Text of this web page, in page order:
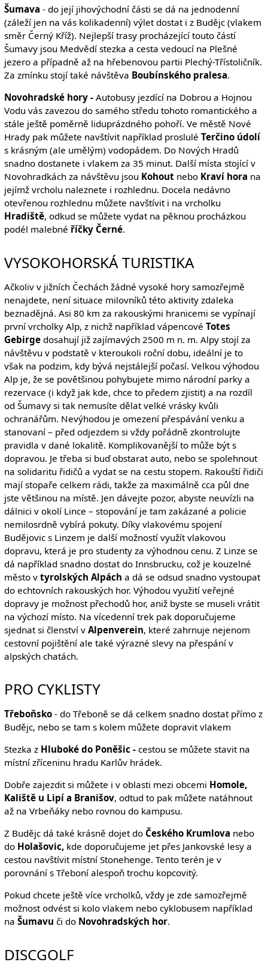
Šumava - do její jihovýchodní části se dá na jednodenní
(záleží jen na vás kolikadenní) výlet dostat i z Budějc (vlakem
směr Černý Kříž). Nejlepší trasy procházející touto částí
Šumavy jsou Medvědí stezka a cesta vedoucí na Plešné
jezero a případně až na hřebenovou partii Plechý-Třístoličník.
Za zmínku stojí také návštěva Boubínského pralesa.
Novohradské hory -Autobusy jezdící na Dobrou a Hojnou
Vodu vás zavezou do samého středu tohoto romantického a
stále ještě poměrně liduprázdného pohoří. Ve městě Nové
Hrady pak můžete navštívit například proslulé Terčino údolí
s krásným (ale umělým) vodopádem. Do Nových Hradů
snadno dostanete i vlakem za 35 minut. Další místa stojící v
Novohradkách za návštěvu jsou Kohoutnebo Kraví hora na
jejímž vrcholu naleznete i rozhlednu. Docela nedávno
otevřenou rozhlednu můžete navštívit i na vrcholku
Hradiště, odkud se můžete vydat na pěknou procházkou
podél malebné říčky Černé.
VYSOKOHORSKÁ TURISTIKA
Ačkoliv v jižních Čechách žádné vysoké hory samozřejmě
nenajdete, není situace milovníků této aktivity zdaleka
beznadějná. Asi 80 km za rakouskými hranicemi se vypínají
první vrcholky Alp, z nichž například vápencové Totes
Gebirgedosahují již zajímavých 2500 m n. m. Alpy stojí za
návštěvu v podstatě v kteroukoli roční dobu, ideální je to
však na podzim, kdy bývá nejstálejší počasí. Velkou výhodou
Alp je, že se povětšinou pohybujete mimo národní parky a
rezervace (i když jak kde, chce to předem zjistit) a na rozdíl
od Šumavy si tak nemusíte dělat velké vrásky kvůli
ochranářům. Nevýhodou je omezení přespávání venku a
stanovaní – před odjezdem si vždy pořádně zkontrolujte
pravidla v dané lokalitě. Komplikovanější to může být s
dopravou. Je třeba si buď obstarat auto, nebo se spolehnout
na solidaritu řidičů a vydat se na cestu stopem. Rakouští řidiči
mají stopaře celkem rádi, takže za maximálně cca půl dne
jste většinou na místě. Jen dávejte pozor, abyste neuvízli na
dálnici v okolí Lince – stopování je tam zakázané a policie
nemilosrdně vybírá pokuty. Díky vlakovému spojení
Budějovic s Linzem je další možností využít vlakovou
dopravu, která je pro studenty za výhodnou cenu. Z Linze se
dá například snadno dostat do Innsbrucku, což je kouzelné
město v tyrolských Alpách a dá se odsud snadno vystoupat
do echtovních rakouských hor. Výhodou využití veřejné
dopravy je možnost přechodů hor, aniž byste se museli vrátit
na výchozí místo. Na vícedenní trek pak doporučujeme
sjednat si členství v Alpenverein, které zahrnuje nejenom
cestovní pojištění ale také výrazné slevy na přespání v
alpských chatách.
PRO CYKLISTY
Třeboňsko- do Třeboně se dá celkem snadno dostat přímo z
Budějc, nebo se tam s kolem můžete dopravit vlakem
Stezka z Hluboké do Poněšic -cestou se můžete stavit na
místní zříceninu hradu Karlův hrádek.
Dobře zajezdit si můžete i v oblasti mezi obcemi Homole,
Kaliště u Lipí a Branišov, odtud to pak můžete natáhnout
až na Vrbeňáky nebo rovnou do kampusu.
Z Budějc dá také krásně dojet do Českého Krumlova nebo
do Holašovic,kde doporučujeme jet přes Jankovské lesy a
cestou navštívit místní Stonehenge. Tento terén je v
porovnání s Třeboní alespoň trochu kopcovitý.
Pokud chcete ještě více vrcholků, vždy je zde samozřejmě
možnost odvést si kolo vlakem nebo cyklobusem například
na Šumavu či do Novohradských hor.
DISCGOLF